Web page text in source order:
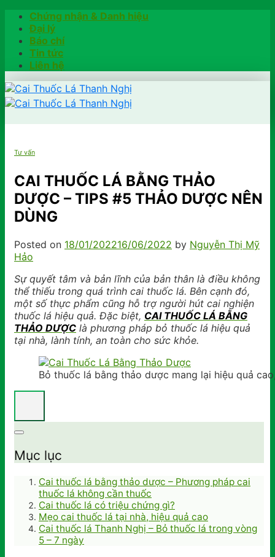
Skip
content
Chứng nhận & Danh hiệu
Đại lý
Báo chí
Tin tức
Liên hệ
Trang chủ
Khách hàng chia sẻ
Kiểm tra chính hãng
Đặt hàng
Hotline: 0902791922
Tư vấn
CAI THUỐC LÁ BẰNG THẢO
DƯỢC – TIPS #5 THẢO DƯỢC NÊN
DÙNG
Posted on 18/01/202216/06/2022 by Nguyễn Thị Mỹ
Hảo
Sự quyết tâm và bản lĩnh của bản thân là điều không
thể thiếu trong quá trình cai thuốc lá. Bên cạnh đó,
một số thực phẩm cũng hỗ trợ người hút cai nghiện
thuốc lá hiệu quả. Đặc biệt, CAI THUỐC LÁ BẰNG
THẢO DƯỢC là phương pháp bỏ thuốc lá hiệu quả
tại nhà, lành tính, an toàn cho sức khỏe.
Bỏ thuốc lá bằng thảo dược mang lại hiệu quả
Mục lục
Cai thuốc lá bằng thảo dược – Phương pháp cai
thuốc lá không cần thuốc
Cai thuốc lá có triệu chứng gì?
Mẹo cai thuốc lá tại nhà, hiệu quả cao
Cai thuốc lá Thanh Nghị – Bỏ thuốc lá trong vòng
5 – 7 ngày